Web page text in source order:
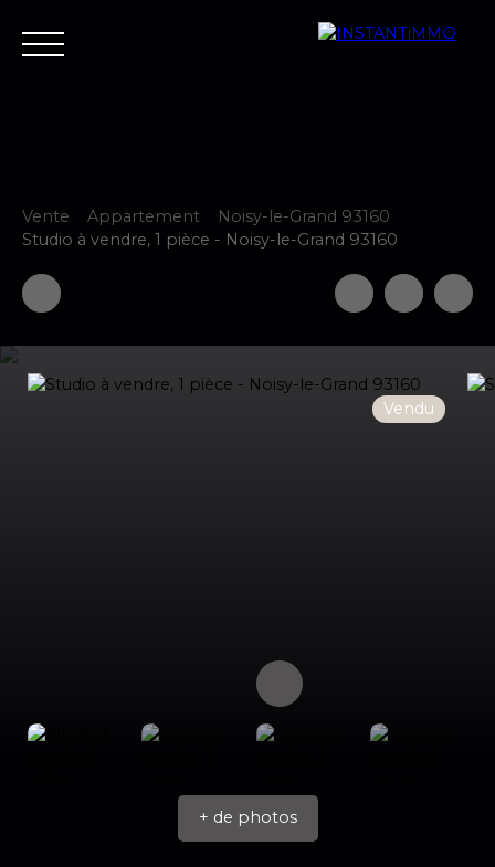
Accueil Estimer Vendre Acheter Neuf
Vente Appartement
Noisy-le-Grand 93160
Studio à vendre, 1 pièce - Noisy-le-Grand 93160
Vendu
+ de photos